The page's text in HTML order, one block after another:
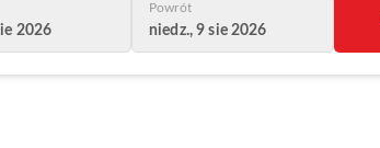
2026
Powrót
niedz., 9 sie 2026